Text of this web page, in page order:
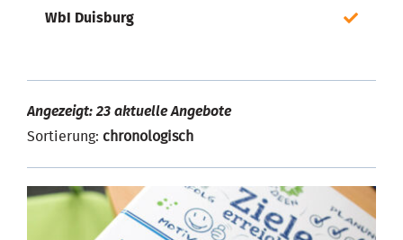
WbI Duisburg
Angezeigt: 23 aktuelle Angebote
Sortierung: chronologisch